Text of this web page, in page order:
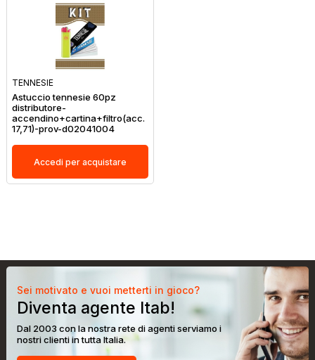
TENNESIE
Astuccio tennesie 60pz
distributore-
accendino+cartina+filtro(acc.
17,71)-prov-d02041004
Accedi per acquistare
Sei motivato e vuoi metterti in gioco?
Diventa agente Itab!
Dal 2003 con la nostra rete di agenti serviamo i
nostri clienti in tutta Italia.